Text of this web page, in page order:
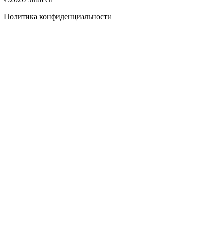
Политика конфиденциальности